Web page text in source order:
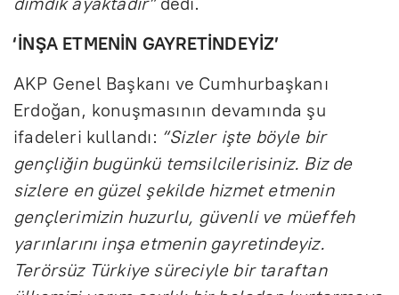
‘İNŞA ETMENİN GAYRETİNDEYİZ’
AKP Genel Başkanı ve Cumhurbaşkanı
Erdoğan, konuşmasının devamında şu
ifadeleri kullandı: “Sizler işte böyle bir
gençliğin bugünkü temsilcilerisiniz. Biz de
sizlere en güzel şekilde hizmet etmenin
gençlerimizin huzurlu, güvenli ve müeffeh
yarınlarını inşa etmenin gayretindeyiz.
Terörsüz Türkiye süreciyle bir taraftan